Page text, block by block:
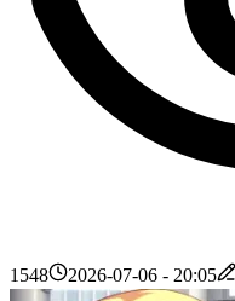
1548 2026-07-06 - 20:05